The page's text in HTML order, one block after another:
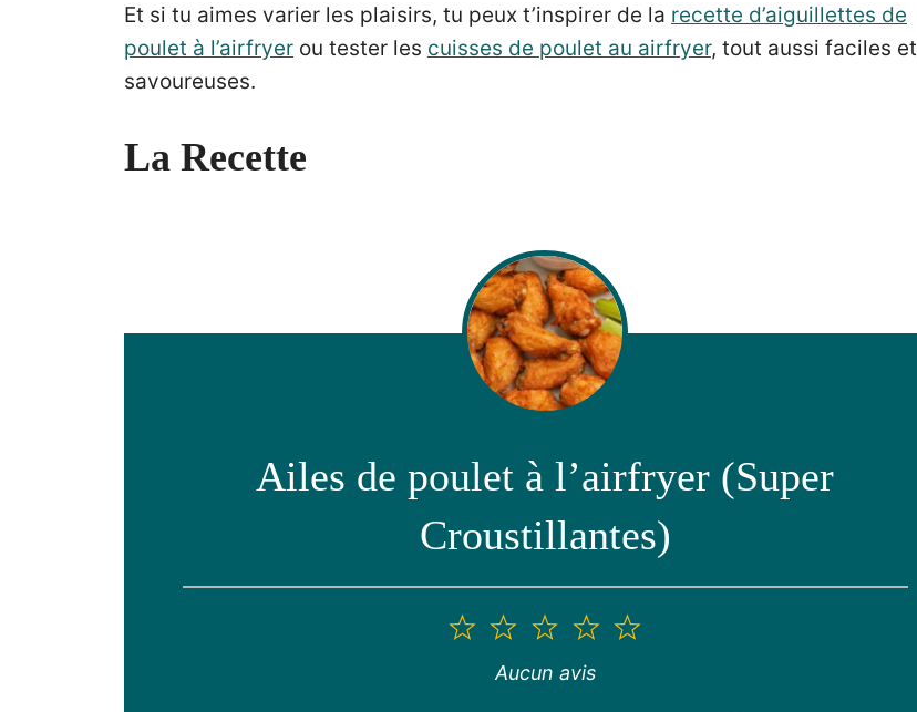
Et si tu aimes varier les plaisirs, tu peux t’inspirer de la recette d’aiguillettes de
poulet à l’airfryer ou tester les cuisses de poulet au airfryer, tout aussi faciles et
savoureuses.
La Recette
Ailes de poulet à l’airfryer (Super
Croustillantes)
5
4
3
étoiles
2
étoiles
1
étoile
Aucun avis